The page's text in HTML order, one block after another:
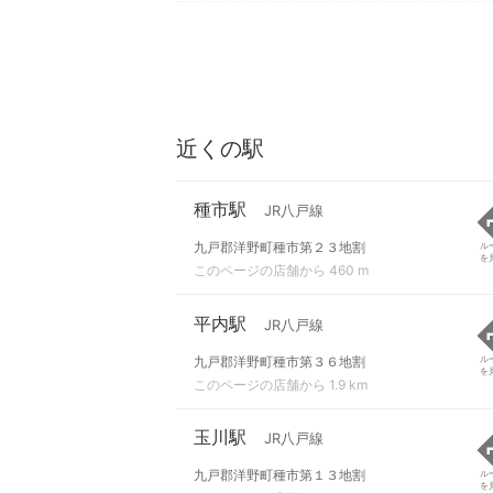
近くの駅
種市駅 JR八戸線
九戸郡洋野町種市第２３地割
このページの店舗から 460 m
ル
を
平内駅 JR八戸線
九戸郡洋野町種市第３６地割
このページの店舗から 1.9 km
ル
を
玉川駅 JR八戸線
九戸郡洋野町種市第１３地割
ル
を